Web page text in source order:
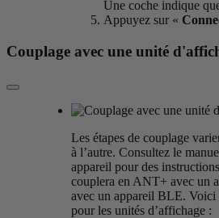
Une coche indique
Appuyez sur «
Couplage avec une unité
Les étapes de couplage
à l’autre. Consultez le
appareil pour des
couplera en ANT+ avec un
avec un appareil BLE. Voici
pour les unités d’affichage :